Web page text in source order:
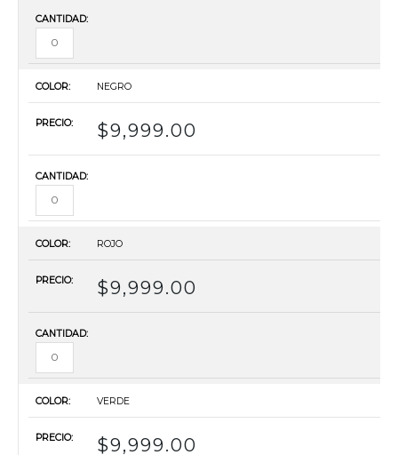
NEGRO
$9,999.00
ROJO
$9,999.00
VERDE
$9,999.00